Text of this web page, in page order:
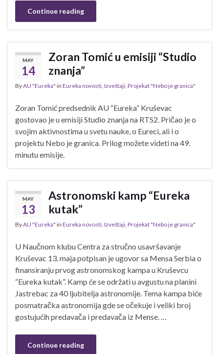
Continue reading
MAY
14
Zoran Tomić u emisiji “Studio
znanja”
ByAU "Eureka" in Eureka novosti Izveštaji Projekat "Nebo je granica"
Zoran Tomić predsednik AU “Eureka” Kruševac
gostovao je u emisiji Studio znanja na RTS2. Pričao je o
svojim aktivnostima u svetu nauke, o Eureci, ali i o
projektu Nebo je granica. Prilog možete videti na 49.
minutu emisije.
MAY
13
Astronomski kamp “Eureka
kutak”
ByAU "Eureka" in Eureka novosti Izveštaji Projekat "Nebo je granica"
U Naučnom klubu Centra za stručno usavršavanje
Kruševac 13. maja potpisan je ugovor sa Mensa Serbia o
finansiranju prvog astronomskog kampa u Kruševcu
“Eureka kutak”. Kamp će se održati u avgustu na planini
Jastrebac za 40 ljubitelja astronomije. Tema kampa biće
posmatračka astronomija gde se očekuje i veliki broj
gostujućih predavača i predavača iz Mense. …
Continue reading